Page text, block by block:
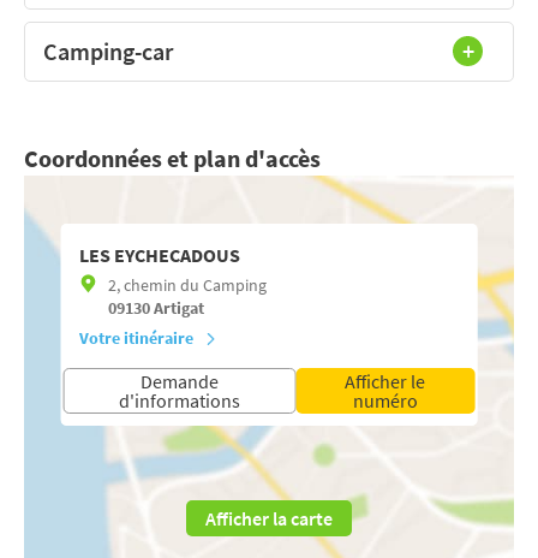
Camping-car
Coordonnées et plan d'accès
LES EYCHECADOUS
2, chemin du Camping
09130Artigat
Votre itinéraire
Demande
d'informations
Afficher le
numéro
Afficher la carte